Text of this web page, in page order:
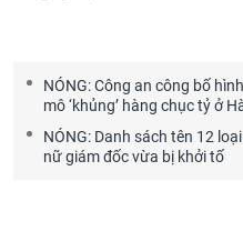
NÓNG: Công an công bố
mô ‘khủng’ hàng chục tỷ ở
NÓNG: Danh sách tên 12
nữ giám đốc vừa bị khởi tố